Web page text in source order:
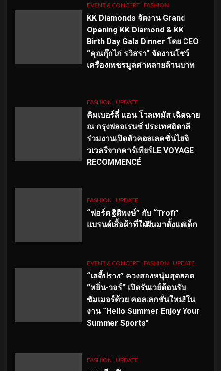
EVENT & CONCERT FASHION
KK Diamonds จัดงาน Grand
Opening KK Diamond & KK
Birth Day Gala Dinner โดย CEO
“คุณกุ๊กไก่ รวิสรา” จัดงานโชว์
เครื่องเพชรมูลค่าหลายล้านบาท
FASHION UPDATE
คิมเบอร์ลี่ แอน โวลเทมัส เฉิดฉาย
ณ กรุงฟลอเรนซ์ ประเทศอิตาลี
ร่วมงานเปิดตัวคอลเลคชั่นไฮจิ
วเวลรีจากคาร์เทียร์LE VOYAGE
RECOMMENCÉ
FASHION UPDATE
“ฟอร์ด ฐิติพงษ์” กับ “Trofi”
แบรนด์เสื้อผ้าที่ใฝ่ฝันมาตั้งแต่เด็ก
EVENT & CONCERT FASHION UPDATE
“เลดี้ปราง” ควงสองหนุ่มสุดฮอต
“หยิ่น-วอร์” เปิดรันเวย์ต้อนรับ
ซัมเมอร์ด้วย คอลเลกชั่นใหม่!ใน
งาน “Hello Summer Enjoy Your
Summer Sports”
FASHION UPDATE